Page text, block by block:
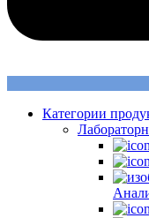
Категории